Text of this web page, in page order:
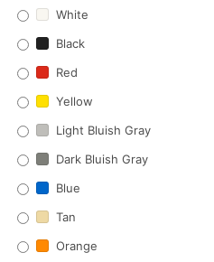
White
Black
Red
Yellow
Light Bluish Gray
Dark Bluish Gray
Blue
Tan
Orange